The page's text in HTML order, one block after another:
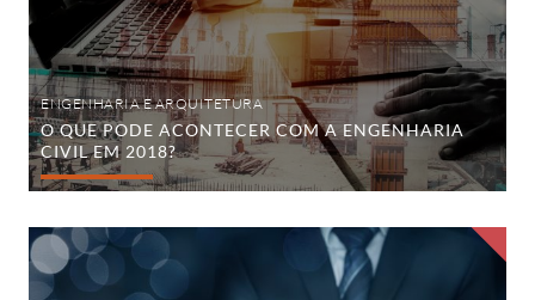
2018?
ENGENHARIA E ARQUITETURA
O QUE PODE ACONTECER COM A ENGENHARIA
CIVIL EM 2018?
4
Dicas
para